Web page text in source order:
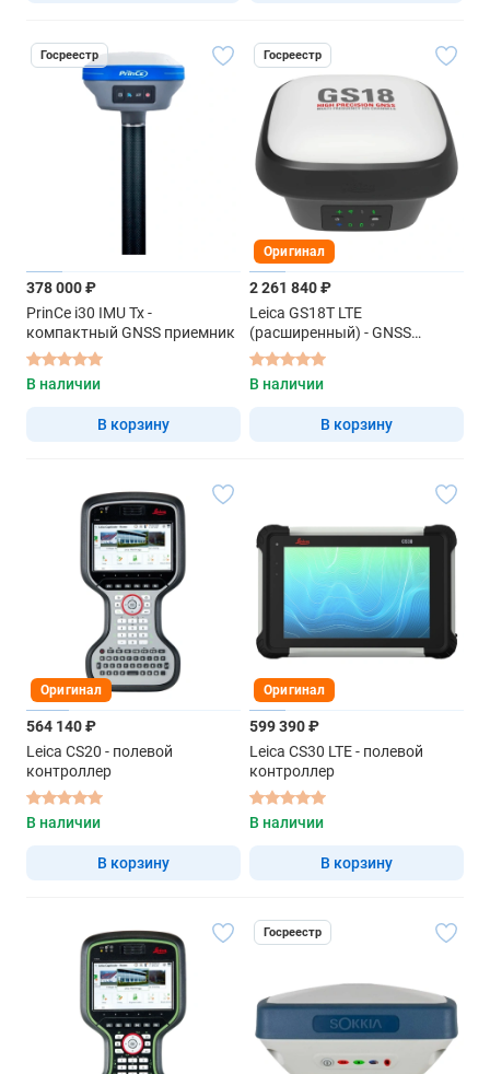
Госреестр
378 000 ₽
PrinCe i30 IMU Tx -
компактный GNSS приемник
В наличии
В корзину
Госреестр
Оригинал
2 261 840 ₽
Leica GS18T LTE
(расширенный) - GNSS
приемник геодезический
В наличии
В корзину
Оригинал
564 140 ₽
Leica CS20 - полевой
контроллер
В наличии
В корзину
Оригинал
599 390 ₽
Leica CS30 LTE - полевой
контроллер
В наличии
В корзину
Госреестр